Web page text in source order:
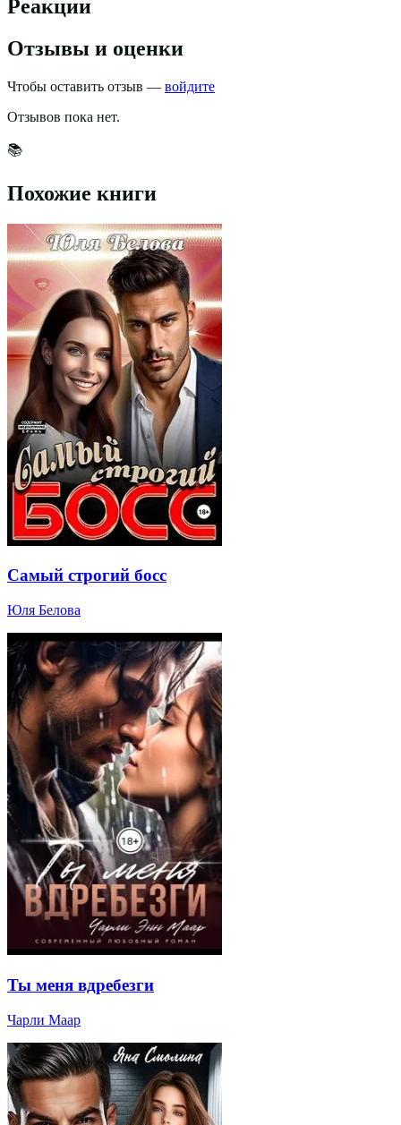
Реакции
Отзывы и оценки
Чтобы оставить отзыв — войдите
Отзывов пока нет.
📚
Похожие книги
Самый строгий босс
Юля Белова
Ты меня вдребезги
Чарли Маар